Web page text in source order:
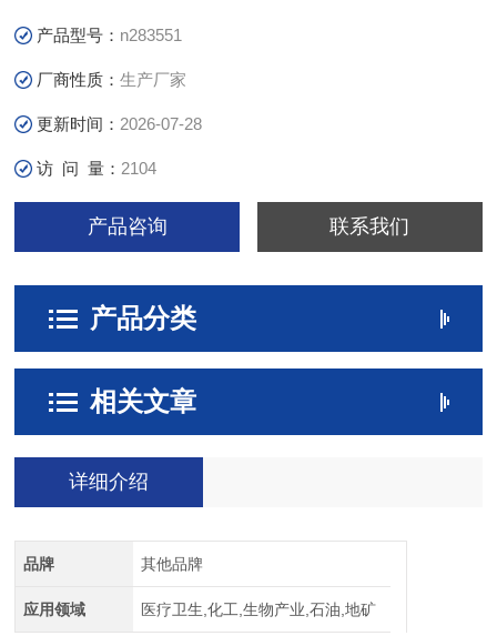
能够持续供气的呼吸空气压缩机为生命提供续供气。
产品型号： n283551
厂商性质：生产厂家
更新时间： 2026-07-28
访 问 量： 2104
产品咨询 联系我们
产品分类
相关文章
详细介绍
品牌 其他品牌
应用领域 医疗卫生,化工,生物产业,石油,地矿